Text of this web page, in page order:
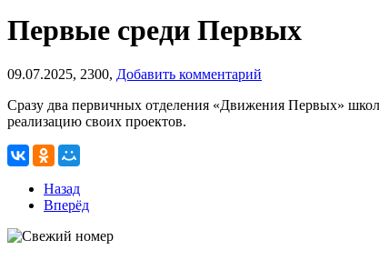
Первые среди Первых
09.07.2025, 2300, Добавить комментарий
Сразу два первичных отделения «Движения Первых»
реализацию своих проектов.
Назад
Вперёд